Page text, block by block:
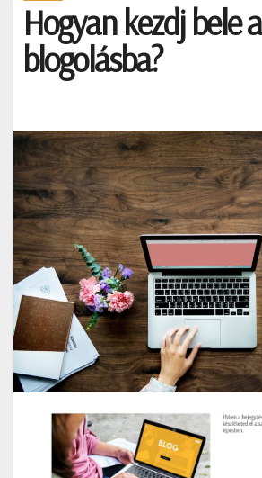
Hogyan kezdj bele a
blogolásba?